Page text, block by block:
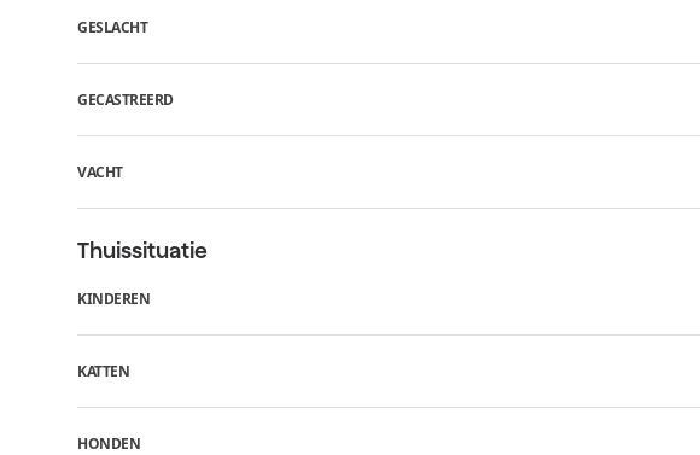
GESLACHT
GECASTREERD
VACHT
Thuissituatie
KINDEREN
KATTEN
HONDEN